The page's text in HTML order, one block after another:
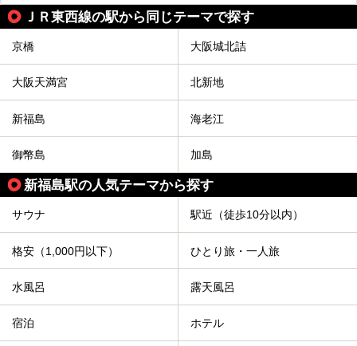
ＪＲ東西線の駅から同じテーマで探す
京橋 大阪城北詰
大阪天満宮 北新地
新福島 海老江
御幣島 加島
新福島駅の人気テーマから探す
サウナ 駅近（徒歩10分以内）
格安（1,000円以下） ひとり旅・一人旅
水風呂 露天風呂
宿泊 ホテル